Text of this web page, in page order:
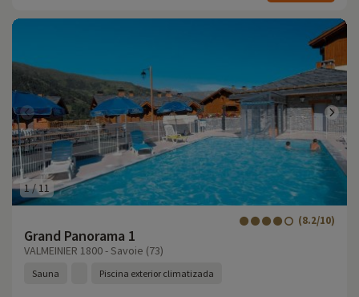
1/11
Grand Panorama 1
(8.2/10)
VALMEINIER 1800 - Savoie (73)
Sauna Piscina exterior climatizada